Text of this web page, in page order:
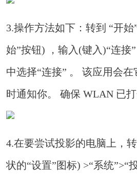
3.操作方法如下：转到 “开始
始”按钮) ，输入(键入)“连接
中选择“连接” 。 该应用会在
时通知你。 确保 WLAN 已
4.在要尝试投影的电脑上，
状的“设置”图标) >“系统”>“